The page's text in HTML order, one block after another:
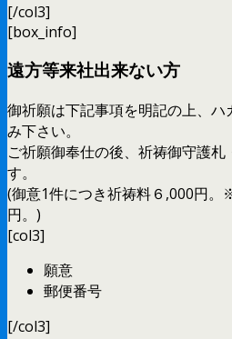
[/col3]
[box_info]
遠方等来社出来ない方
御祈願は下記事項を明記の上、ハ
み下さい。
ご祈願御奉仕の後、祈祷御守護札
す。
(御意1件につき祈祷料６,000円
円。)
[col3]
願意
郵便番号
[/col3]